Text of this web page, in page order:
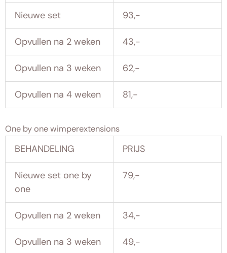
Nieuwe set 93,-
Opvullen na 2 weken 43,-
Opvullen na 3 weken 62,-
Opvullen na 4 weken 81,-
One by one wimperextensions
BEHANDELING PRIJS
Nieuwe set one by
one
79,-
Opvullen na 2 weken 34,-
Opvullen na 3 weken 49,-